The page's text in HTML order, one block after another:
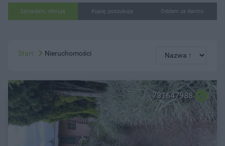
Sprzedam, oferuję Kupię, poszukuję Oddam za darmo
Start Nieruchomości
731647988